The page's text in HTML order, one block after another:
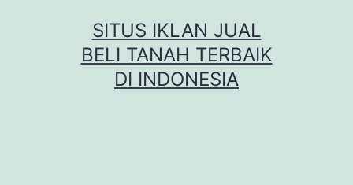
SITUS IKLAN JUAL
BELI TANAH TERBAIK
DI INDONESIA